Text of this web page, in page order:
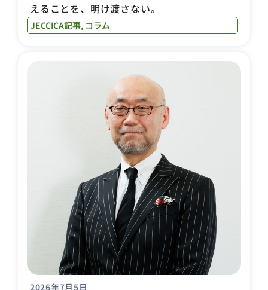
えることを、明け渡さない。
JECCICA記事, コラム
2026年7月5日